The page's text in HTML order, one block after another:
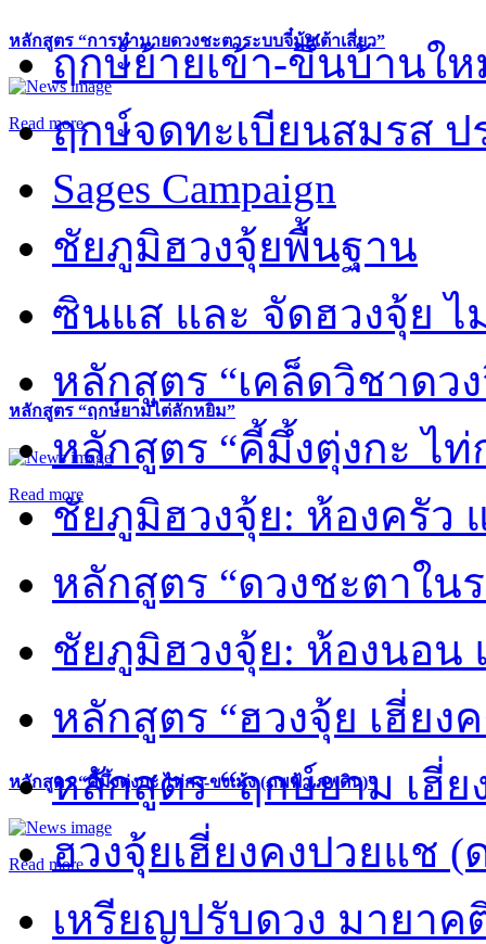
หลักสูตร “การทำนายดวงชะตาระบบจี๋มุ้ยเต้าเสี่ยว”
Read more
หลักสูตร “ฤกษ์ยามไต่ลักหยิ่ม”
Read more
หลักสูตร “คี้มึ้งตุ่งกะ ไท่กง-ขงเม้ง (ภพฟ้า ภพดิน)”
Read more
ฤกษ์ย้ายเข้า-ขึ้นบ้านให
ฤกษ์จดทะเบียนสมรส ป
Sages Campaign
ชัยภูมิฮวงจุ้ยพื้นฐาน
ซินแส และ จัดฮวงจุ้ย ไ
หลักสูตร “เคล็ดวิชาดว
หลักสูตร “คี้มึ้งตุ่งกะ ไ
ชัยภูมิฮวงจุ้ย: ห้องครัว
หลักสูตร “ดวงชะตาใน
ชัยภูมิฮวงจุ้ย: ห้องนอน
หลักสูตร “ฮวงจุ้ย เฮี่ยง
หลักสูตร “ฤกษ์ยาม เฮี่ย
ฮวงจุ้ยเฮี่ยงคงปวยแช (
เหรียญปรับดวง มายา